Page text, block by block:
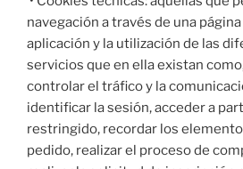
navegación a través de una
aplicación y la utilización de las
servicios que en ella existan
controlar el tráfico y la
identificar la sesión, acceder a
restringido, recordar los
pedido, realizar el proceso de